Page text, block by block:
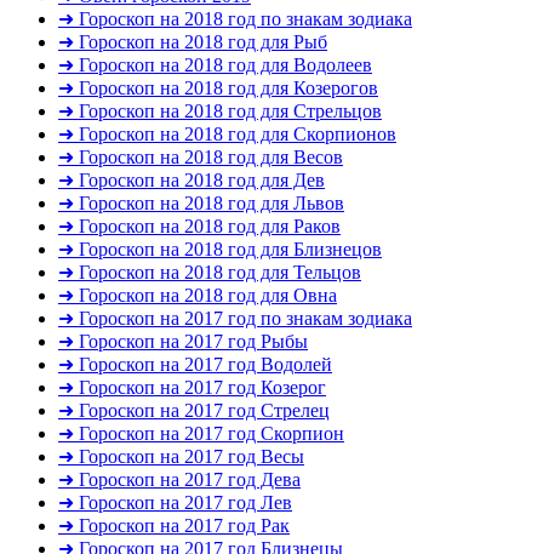
➜ Гороскоп на 2018 год по знакам зодиака
➜ Гороскоп на 2018 год для Рыб
➜ Гороскоп на 2018 год для Водолеев
➜ Гороскоп на 2018 год для Козерогов
➜ Гороскоп на 2018 год для Стрельцов
➜ Гороскоп на 2018 год для Скорпионов
➜ Гороскоп на 2018 год для Весов
➜ Гороскоп на 2018 год для Дев
➜ Гороскоп на 2018 год для Львов
➜ Гороскоп на 2018 год для Раков
➜ Гороскоп на 2018 год для Близнецов
➜ Гороскоп на 2018 год для Тельцов
➜ Гороскоп на 2018 год для Овна
➜ Гороскоп на 2017 год по знакам зодиака
➜ Гороскоп на 2017 год Рыбы
➜ Гороскоп на 2017 год Водолей
➜ Гороскоп на 2017 год Козерог
➜ Гороскоп на 2017 год Стрелец
➜ Гороскоп на 2017 год Скорпион
➜ Гороскоп на 2017 год Весы
➜ Гороскоп на 2017 год Дева
➜ Гороскоп на 2017 год Лев
➜ Гороскоп на 2017 год Рак
➜ Гороскоп на 2017 год Близнецы